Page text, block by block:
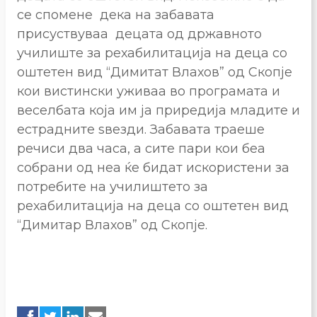
се спомене дека на забавата
присуствуваа децата од државното
училиште за рехабилитација на деца со
оштетен вид “Димитат Влахов” од Скопје
кои вистински уживаа во програмата и
веселбата која им ја приредија младите и
естрадните ѕвезди. Забавата траеше
речиси два часа, а сите пари кои беа
собрани од неа ќе бидат искористени за
потребите на училиштето за
рехабилитација на деца со оштетен вид
“Димитар Влахов” од Скопје.